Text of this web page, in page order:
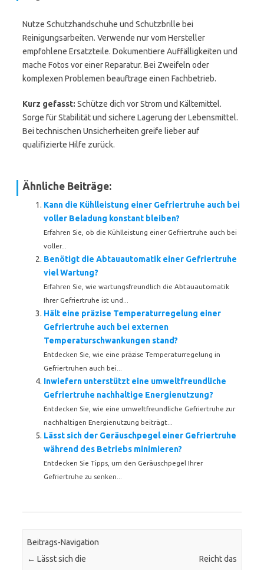
Nutze Schutzhandschuhe und Schutzbrille bei
Reinigungsarbeiten. Verwende nur vom Hersteller
empfohlene Ersatzteile. Dokumentiere Auffälligkeiten und
mache Fotos vor einer Reparatur. Bei Zweifeln oder
komplexen Problemen beauftrage einen Fachbetrieb.
Kurz gefasst: Schütze dich vor Strom und Kältemittel.
Sorge für Stabilität und sichere Lagerung der Lebensmittel.
Bei technischen Unsicherheiten greife lieber auf
qualifizierte Hilfe zurück.
Ähnliche Beiträge:
Kann die Kühlleistung einer Gefriertruhe auch bei
voller Beladung konstant bleiben?
Erfahren Sie, ob die Kühlleistung einer Gefriertruhe auch bei
voller...
Benötigt die Abtauautomatik einer Gefriertruhe
viel Wartung?
Erfahren Sie, wie wartungsfreundlich die Abtauautomatik
Ihrer Gefriertruhe ist und...
Hält eine präzise Temperaturregelung einer
Gefriertruhe auch bei externen
Temperaturschwankungen stand?
Entdecken Sie, wie eine präzise Temperaturregelung in
Gefriertruhen auch bei...
Inwiefern unterstützt eine umweltfreundliche
Gefriertruhe nachhaltige Energienutzung?
Entdecken Sie, wie eine umweltfreundliche Gefriertruhe zur
nachhaltigen Energienutzung beiträgt...
Lässt sich der Geräuschpegel einer Gefriertruhe
während des Betriebs minimieren?
Entdecken Sie Tipps, um den Geräuschpegel Ihrer
Gefriertruhe zu senken...
Beitrags-Navigation
← Lässt sich die
Reicht das